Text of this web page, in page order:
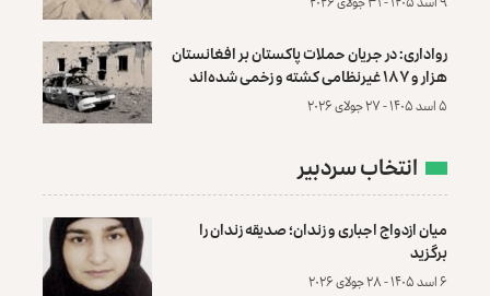
رواداری: در جریان حملات پاکستان بر افغانستان
هزار و ۱۸۷ غیرنظامی کشته و زخمی شده‌اند
۵ اسد ۱۴۰۵ - ۲۷ جولای ۲۰۲۶
انتخاب سردبیر
میان ازدواج اجباری و زندان؛ صدیقه زندان را
برگزید
۶ اسد ۱۴۰۵ - ۲۸ جولای ۲۰۲۶